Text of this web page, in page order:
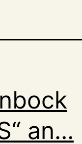
an…